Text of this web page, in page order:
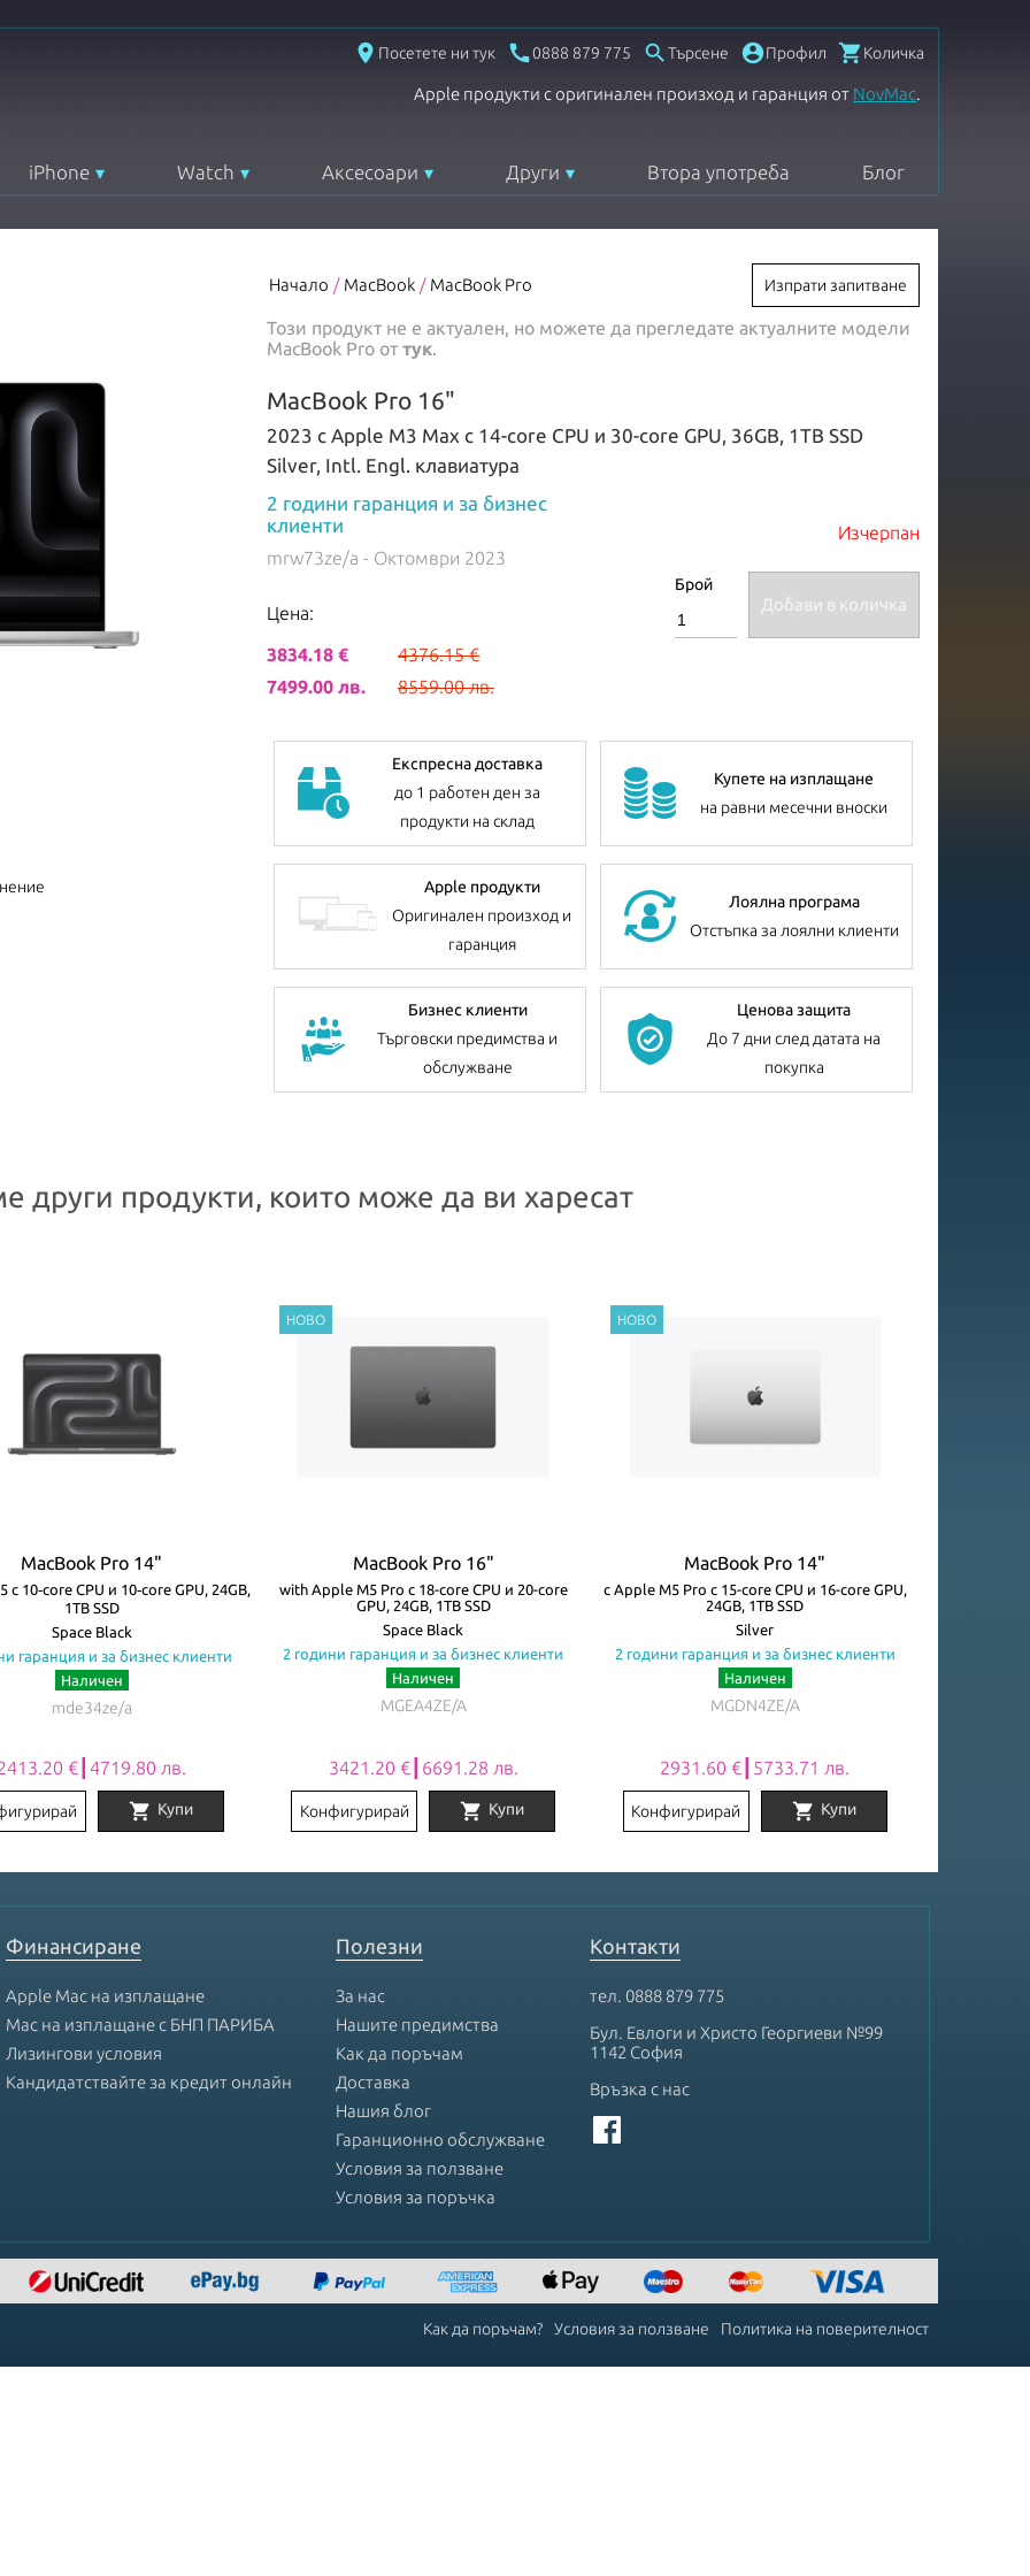
place Посетете ни тук 0888 879 775  Търсене Профил Количка
Apple продукти с оригинален произход и гаранция от NovMac.
iPhone Watch Аксесоари Други Втора употреба Блог
Начало / MacBook / MacBook Pro Изпрати запитване
Този продукт не е актуален, но можете да прегледате актуалните модели
MacBook Pro от тук.
MacBook Pro 16"
2023 с Apple M3 Max с 14-core CPU и 30-core GPU, 36GB, 1TB SSD
Silver, Intl. Engl. клавиатура
2 години гаранция и за бизнес
клиенти
mrw73ze/a - Октомври 2023
Цена:
3834.18 €
4376.15 €
7499.00 лв.
8559.00 лв.
Изчерпан
Брой
Добави в количка
Експресна доставка
до 1 работен ден за
продукти на склад
Купете на изплащане
на равни месечни вноски
Apple продукти
Оригинален произход и
гаранция
Лоялна програма
Отстъпка за лоялни клиенти
Бизнес клиенти
Търговски предимства и
обслужване
Ценова защита
До 7 дни след датата на
покупка
други продукти, които може да ви харесат
MacBook Pro 14"
с 10‑core CPU и 10‑core GPU, 24GB,
1TB SSD
Space Black
гаранция и за бизнес клиенти
Наличен
mde34ze/a
€┃4719.80 лв.
shopping_cart Купи
MacBook Pro 16"
with Apple M5 Pro с 18-core CPU и 20-core
GPU, 24GB, 1TB SSD
Space Black
2 години гаранция и за бизнес клиенти
Наличен
MGEA4ZE/A
3421.20 €┃6691.28 лв.
Конфигурирай shopping_cart Купи
MacBook Pro 14"
с Apple M5 Pro с 15-core CPU и 16-core GPU,
24GB, 1TB SSD
Silver
2 години гаранция и за бизнес клиенти
Наличен
MGDN4ZE/A
2931.60 €┃5733.71 лв.
Конфигурирай shopping_cart Купи
Финансиране
Apple Mac на изплащане
Mac на изплащане с БНП ПАРИБА
Лизингови условия
Кандидатствайте за кредит онлайн
Полезни
За нас
Нашите предимства
Как да поръчам
Доставка
Нашия блог
Гаранционно обслужване
Условия за ползване
Условия за поръчка
Контакти
тел. 0888 879 775
Бул. Евлоги и Христо Георгиеви №99
1142 София
Връзка с нас
Как да поръчам? Условия за ползване Политика на поверителност